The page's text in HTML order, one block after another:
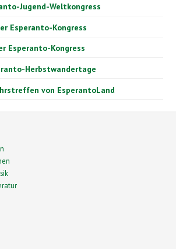
Jugend-Weltkongress
Esperanto-Kongress
Esperanto-Kongress
Herbstwandertage
von EsperantoLand